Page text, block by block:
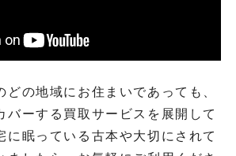
どの地域にお住まいであっても、
バーする買取サービスを展開して
に眠っている古本や大切にされて